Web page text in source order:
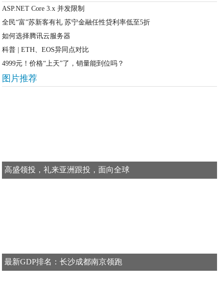
ASP.NET Core 3.x 并发限制
全民“富”苏新客有礼 苏宁金融任性贷利率低至5折
如何选择腾讯云服务器
科普 | ETH、EOS异同点对比
4999元！价格“上天”了，销量能到位吗？
图片推荐
高盛领投，礼来亚洲跟投，面向全球
最新GDP排名：长沙成都南京领跑